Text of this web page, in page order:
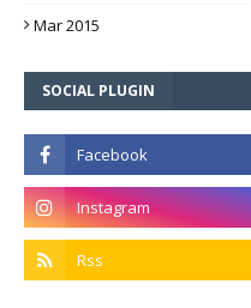
Mar 2015
SOCIAL PLUGIN